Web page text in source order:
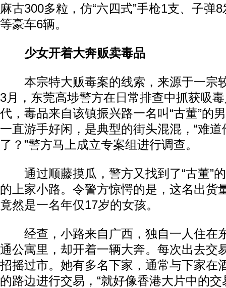
麻古300多粒，仿“六四式”手枪1支、子弹
等豪车6辆。
少女开着大奔贩卖毒品
本宗特大贩毒案的线索，来源于一宗
3月，东莞高埗警方在日常排查中抓获吸
代，毒品来自该镇振兴路一名叫“古董”的
一直游手好闲，是典型的街头混混，“难
了？”警方马上成立专案组进行调查。
通过顺藤摸瓜，警方又找到了“古董”
的上家小路。令警方惊愕的是，这名出货
竟然是一名年仅17岁的女孩。
经查，小路来自广西，独自一人住在
通公寓里，却开着一辆大奔。每次出去交
招摇过市。她有多名下家，通常与下家在
的路边进行交易，“就好像香港大片中的